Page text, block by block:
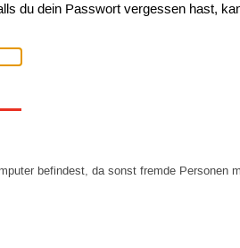
du dein Passwort vergessen hast,
befindest, da sonst fremde Personen